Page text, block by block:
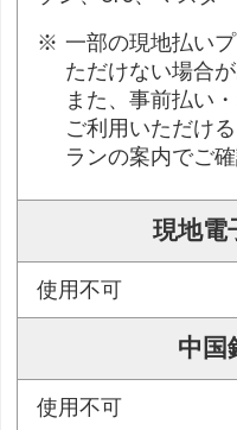
一部の現地払い
ただけない場合が
また、事前払い
ご利用いただけ
ランの案内でご確
現地電
使用不可
中国
使用不可